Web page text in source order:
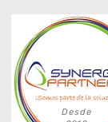
Desde